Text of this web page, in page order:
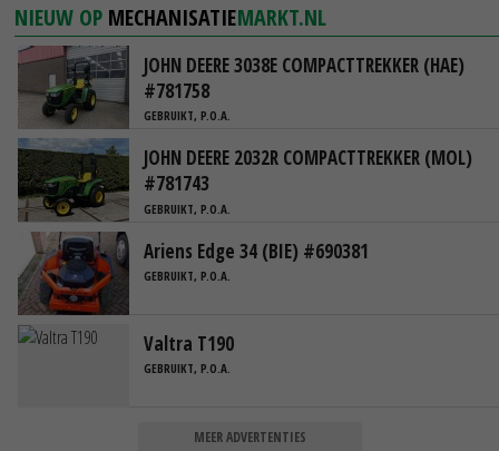
NIEUW OP MECHANISATIEMARKT.NL
JOHN DEERE 3038E COMPACTTREKKER (HAE)
#781758
GEBRUIKT, P.O.A.
JOHN DEERE 2032R COMPACTTREKKER (MOL)
#781743
GEBRUIKT, P.O.A.
Ariens Edge 34 (BIE) #690381
GEBRUIKT, P.O.A.
Valtra T190
GEBRUIKT, P.O.A.
MEER ADVERTENTIES